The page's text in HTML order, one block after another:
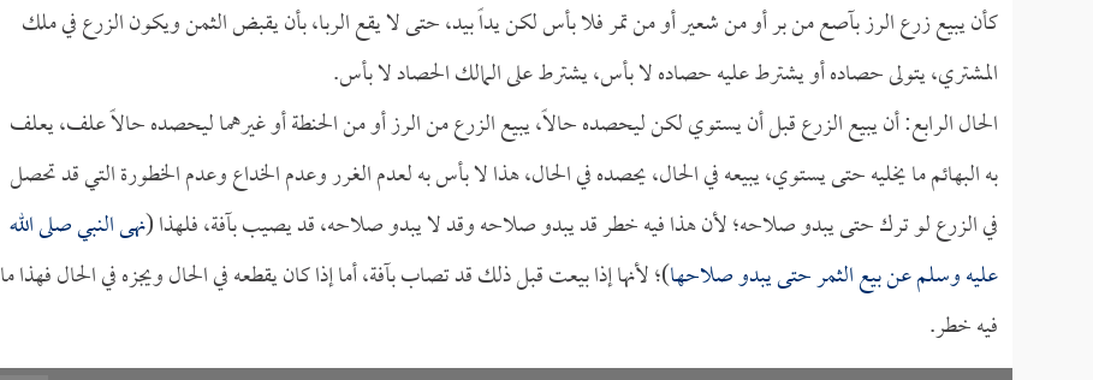
كأن يبيع زرع الرز بآصع من بر أو من شعير أو من تمر فلا بأس لكن يداً بيد، حتى لا يقع الربا، بأن يقبض الثمن ويكون الزرع في ملك
المشتري، يتولى حصاده أو يشترط عليه حصاده لا بأس، يشترط على المالك الحصاد لا بأس.
الحال الرابع: أن يبيع الزرع قبل أن يستوي لكن ليحصده حالاً، يبيع الزرع من الرز أو من الحنطة أو غيرهما ليحصده حالاً علف، يعلف
به البهائم ما يخليه حتى يستوي، يبيعه في الحال، يحصده في الحال، هذا لا بأس به لعدم الغرر وعدم الخداع وعدم الخطورة التي قد تحصل
في الزرع لو ترك حتى يبدو صلاحه؛ لأن هذا فيه خطر قد يبدو صلاحه وقد لا يبدو صلاحه، قد يصيب بآفة، فلهذا (نهى النبي صلى الله
عليه وسلم عن بيع الثمر حتى يبدو صلاحها)؛ لأنها إذا بيعت قبل ذلك قد تصاب بآفة، أما إذا كان يقطعه في الحال ويجزه في الحال فهذا ما
فيه خطر.